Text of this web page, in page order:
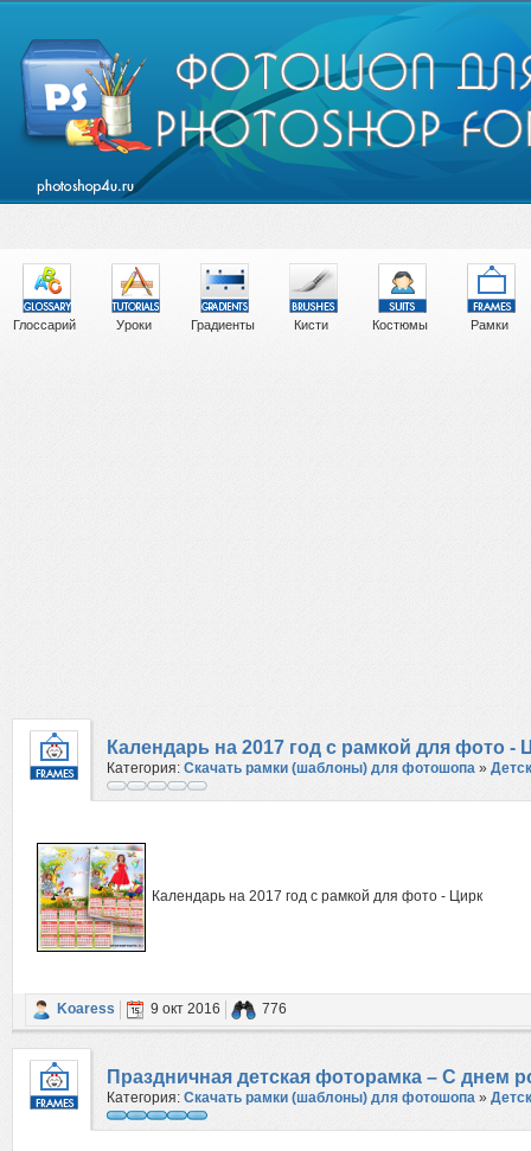
Глоссарий Уроки Градиенты Кисти Костюмы Рамки
Календарь на 2017 год с рамкой для фото -
Категория: Скачать рамки (шаблоны) для фотошопа »
Календарь на 2017 год с рамкой для фото - Цирк
Koaress 9 окт 2016 776
Праздничная детская фоторамка – С днем
Категория: Скачать рамки (шаблоны) для фотошопа »